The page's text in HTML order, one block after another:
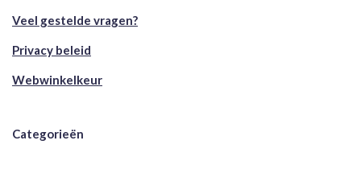
Veel gestelde vragen?
Privacy beleid
Webwinkelkeur
Categorieën